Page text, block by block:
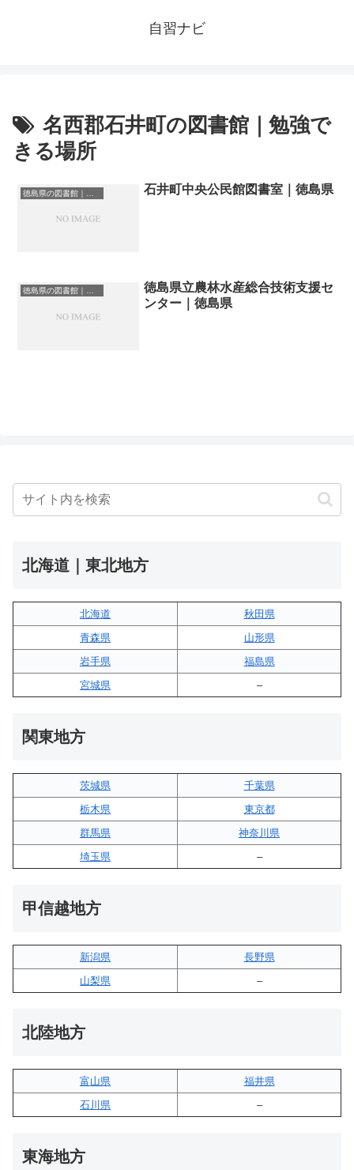
自習ナビ
名西郡石井町の図書館｜勉強で
きる場所
石井町中央公民館図書室｜徳島県
徳島県の図書館｜勉強できる場所
徳島県立農林水産総合技術支援セ
ンター｜徳島県
北海道｜東北地方
北海道
秋田県
青森県
山形県
岩手県
福島県
宮城県
–
関東地方
茨城県
千葉県
栃木県
東京都
群馬県
神奈川県
埼玉県
–
甲信越地方
新潟県
長野県
山梨県
–
北陸地方
富山県
福井県
石川県
–
東海地方